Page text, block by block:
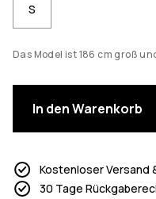
S
Das Model ist 186 cm groß
In den Warenkorb
Kostenloser Versand
30 Tage